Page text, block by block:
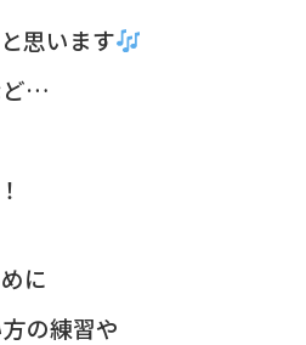
思います
ど…
に
の練習や